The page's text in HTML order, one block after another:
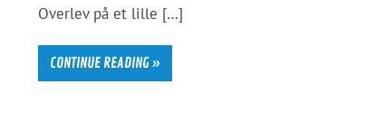
Overlev på et lille […]
CONTINUE READING »